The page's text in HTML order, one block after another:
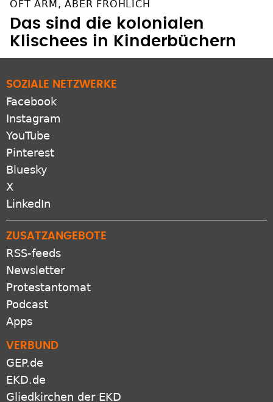
OFT ARM, ABER FRÖHLICH
Das sind die kolonialen
SOZIALE NETZWERKE
Facebook
Instagram
YouTube
Pinterest
Bluesky
X
ZUSATZANGEBOTE
RSS-feeds
Newsletter
Protestantomat
Podcast
VERBUND
GEP.de
EKD.de